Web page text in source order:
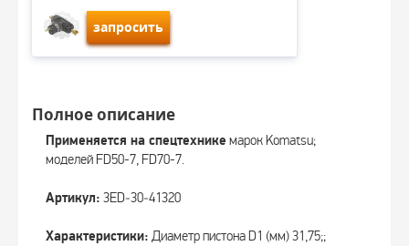
запросить
Полное описание
Применяется на спецтехнике марок Komatsu;
моделей FD50-7, FD70-7.
Артикул: 3ED‑30‑41320
Характеристики: Диаметр пистона D1 (мм) 31,75;;